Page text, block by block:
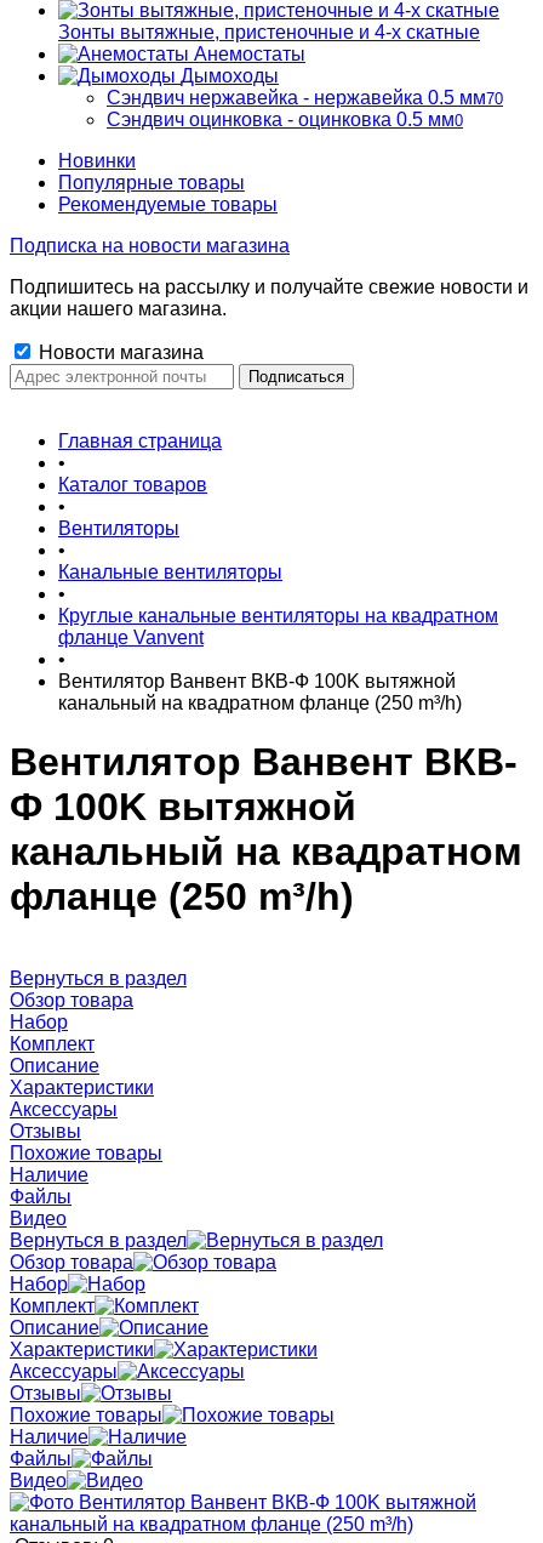
Зонты вытяжные, пристеночные и 4-х скатные
Анемостаты
Дымоходы
Сэндвич нержавейка - нержавейка 0.5 мм70
Сэндвич оцинковка - оцинковка 0.5 мм0
Новинки
Популярные товары
Рекомендуемые товары
Подписка на новости магазина
Подпишитесь на рассылку и получайте свежие новости и
акции нашего магазина.
Новости магазина
Главная страница
•
Каталог товаров
•
Вентиляторы
•
Канальные вентиляторы
•
Круглые канальные вентиляторы на квадратном
фланце Vanvent
•
Вентилятор Ванвент ВКВ-Ф 100K вытяжной
канальный на квадратном фланце (250 m³/h)
Вентилятор Ванвент ВКВ-
Ф 100K вытяжной
канальный на квадратном
фланце (250 m³/h)
Вернуться в раздел
Обзор товара
Набор
Комплект
Описание
Характеристики
Аксессуары
Отзывы
Похожие товары
Наличие
Файлы
Видео
Вернуться в раздел
Обзор товара
Набор
Комплект
Описание
Характеристики
Аксессуары
Отзывы
Похожие товары
Наличие
Файлы
Видео